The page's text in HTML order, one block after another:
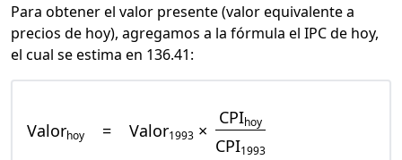
Para obtener el valor presente (valor equivalente a
precios de hoy), agregamos a la fórmula el IPC de hoy,
el cual se estima en 136.41:
Valorhoy = Valor1993 ×
CPIhoy
CPI1993